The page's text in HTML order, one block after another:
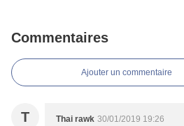
Commentaires
Ajouter un commentaire
T Thai rawk 30/01/2019 19:26